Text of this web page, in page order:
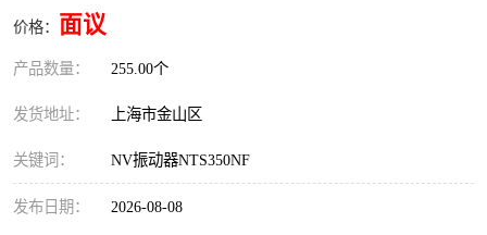
价格： 面议
产品数量： 255.00个
发货地址： 上海市金山区
关键词： NV振动器NTS350NF
发布日期： 2026-08-08
Warner Linear